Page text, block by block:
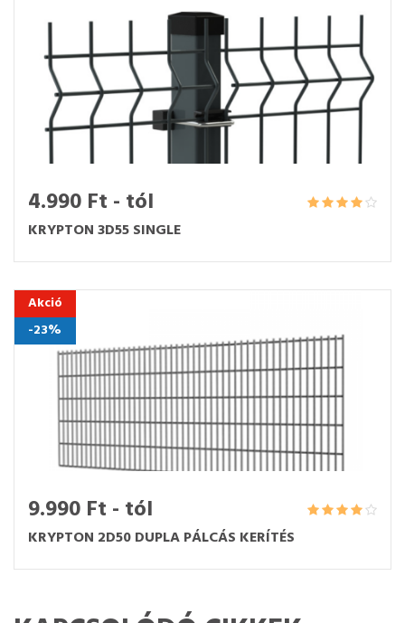
4.990 Ft - tól
KRYPTON 3D55 SINGLE
Akció
-23%
9.990 Ft - tól
KRYPTON 2D50 DUPLA PÁLCÁS KERÍTÉS